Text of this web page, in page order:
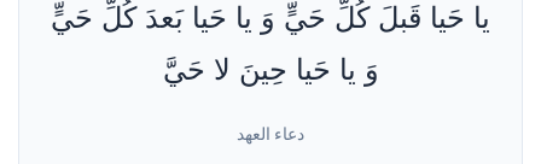
يا حَيا قَبلَ كُلِّ حَيٍّ وَ يا حَيا بَعدَ كُلِّ حَيٍّ
وَ يا حَيا حِينَ لا حَيَّ
دعاء العهد